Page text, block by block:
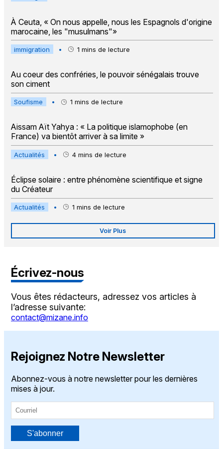
À Ceuta, « On nous appelle, nous les Espagnols d'origine
marocaine, les "musulmans"»
immigration • 1 mins de lecture
Au coeur des confréries, le pouvoir sénégalais trouve
son ciment
Soufisme • 1 mins de lecture
Aissam Aït Yahya : « La politique islamophobe (en
France) va bientôt arriver à sa limite »
Actualités • 4 mins de lecture
Éclipse solaire : entre phénomène scientifique et signe
du Créateur
Actualités • 1 mins de lecture
Voir Plus
Écrivez-nous
Vous êtes rédacteurs, adressez vos articles à
l’adresse suivante:
contact@mizane.info
Rejoignez Notre Newsletter
Abonnez-vous à notre newsletter pour les dernières
mises à jour.
S'abonner